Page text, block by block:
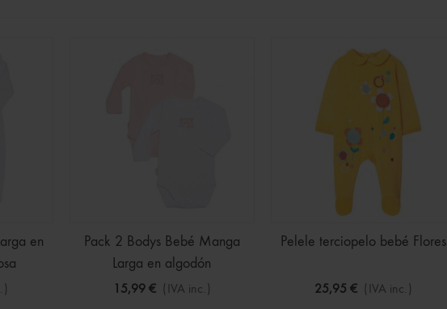
en
Pack 2 Bodys Bebé Manga
Larga en algodón
15,99 € (IVA inc.)
Pelele terciopelo bebé Flores
25,95 € (IVA inc.)